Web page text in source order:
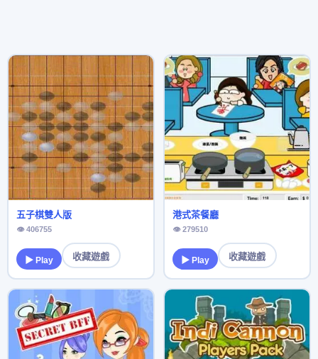
五子棋雙人版
👁 406755
▶ Play 收藏遊戲
港式茶餐廳
👁 279510
▶ Play 收藏遊戲